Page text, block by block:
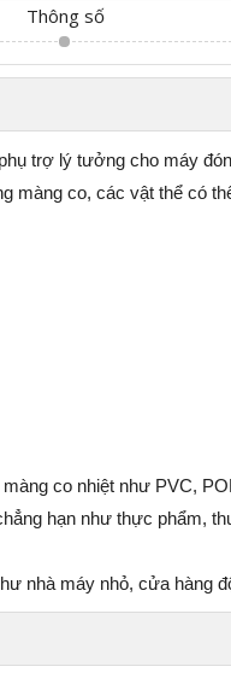
Thông số
trợ lý tưởng cho máy
co, các vật thể có
co nhiệt như PVC,
hạn như thực phẩm,
nhà máy nhỏ, cửa hàng